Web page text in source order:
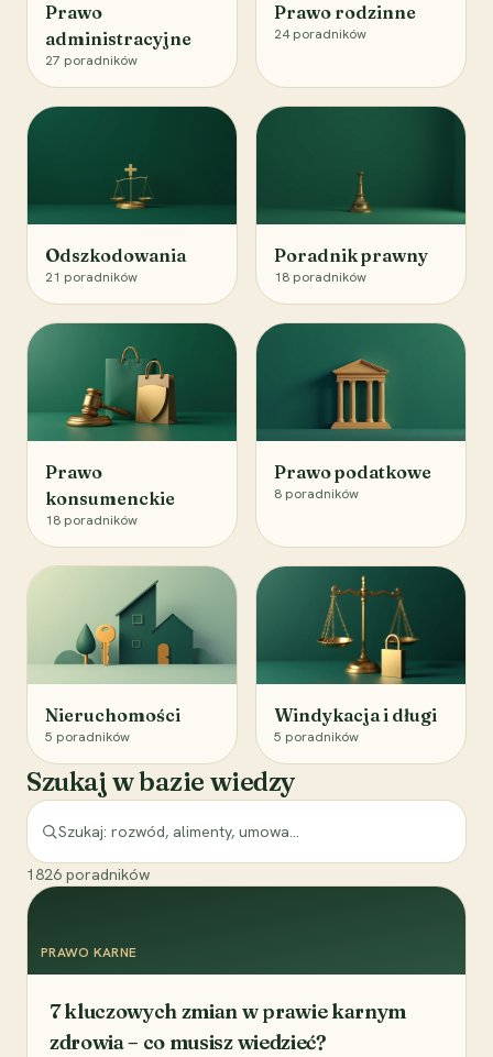
Prawo
administracyjne
27 poradników
Prawo rodzinne
24 poradników
Odszkodowania
21 poradników
Poradnik prawny
18 poradników
Prawo
konsumenckie
18 poradników
Prawo podatkowe
8 poradników
Nieruchomości
5 poradników
Windykacja i długi
5 poradników
Szukaj w bazie wiedzy
1826 poradników
PRAWO KARNE
7 kluczowych zmian w prawie karnym
zdrowia – co musisz wiedzieć?